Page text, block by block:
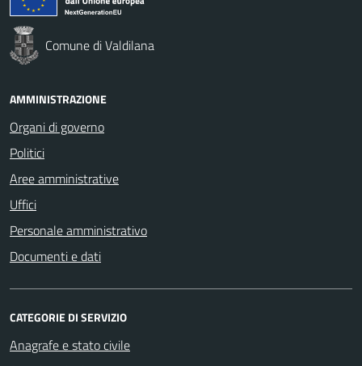
Comune di Valdilana
AMMINISTRAZIONE
Organi di governo
Politici
Aree amministrative
Uffici
Personale amministrativo
Documenti e dati
CATEGORIE DI SERVIZIO
Anagrafe e stato civile